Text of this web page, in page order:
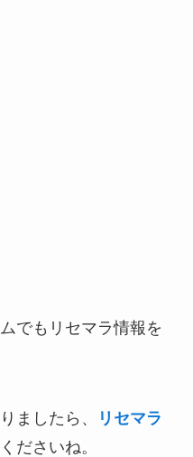
でもリセマラ情報を
ましたら、
リセマラ
ださいね。